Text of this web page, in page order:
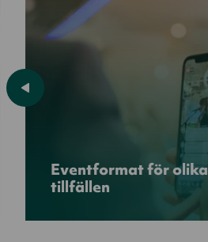
Eventformat för olika
tillfällen